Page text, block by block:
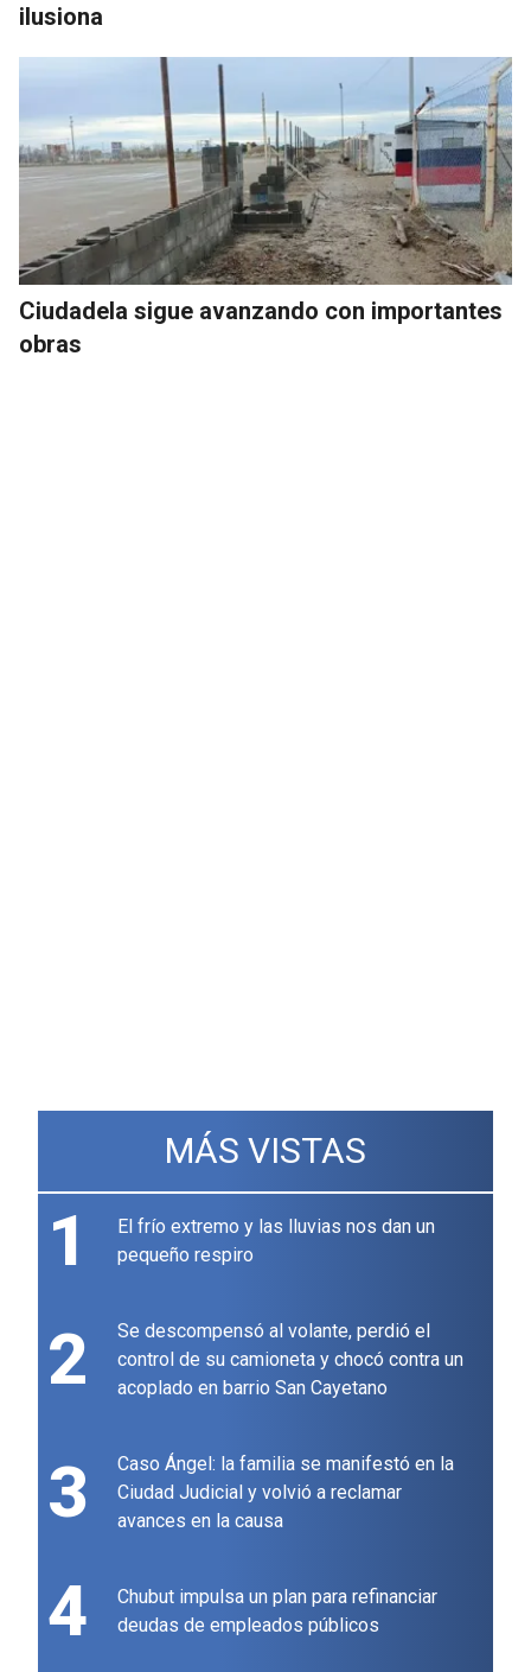
ilusiona
Ciudadela sigue avanzando con importantes
obras
MÁS VISTAS
1
El frío extremo y las lluvias nos dan un
pequeño respiro
2
Se descompensó al volante, perdió el
control de su camioneta y chocó contra un
acoplado en barrio San Cayetano
3
Caso Ángel: la familia se manifestó en la
Ciudad Judicial y volvió a reclamar
avances en la causa
4
Chubut impulsa un plan para refinanciar
deudas de empleados públicos